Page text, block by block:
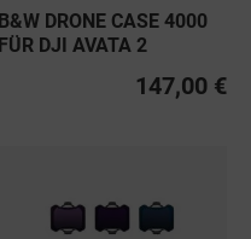
B&W DRONE CASE 4000
FÜR DJI AVATA 2
147,00 €